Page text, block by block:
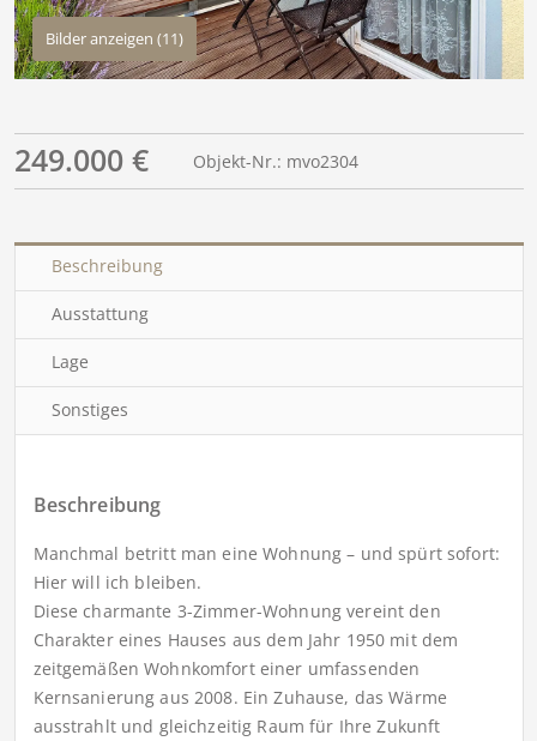
Bilder anzeigen (11)
249.000 € Objekt-Nr.: mvo2304
Beschreibung
Ausstattung
Lage
Sonstiges
Beschreibung
Manchmal betritt man eine Wohnung – und spürt sofort:
Hier will ich bleiben.
Diese charmante 3-Zimmer-Wohnung vereint den
Charakter eines Hauses aus dem Jahr 1950 mit dem
zeitgemäßen Wohnkomfort einer umfassenden
Kernsanierung aus 2008. Ein Zuhause, das Wärme
ausstrahlt und gleichzeitig Raum für Ihre Zukunft